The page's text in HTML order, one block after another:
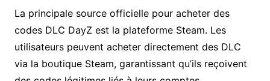
La principale source officielle pour acheter des
codes DLC DayZ est la plateforme Steam. Les
utilisateurs peuvent acheter directement des DLC
via la boutique Steam, garantissant qu’ils reçoivent